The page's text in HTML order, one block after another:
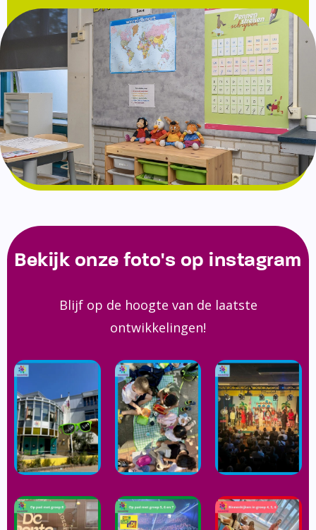
Bekijk onze foto's op instagram
Blijf op de hoogte van de laatste
ontwikkelingen!